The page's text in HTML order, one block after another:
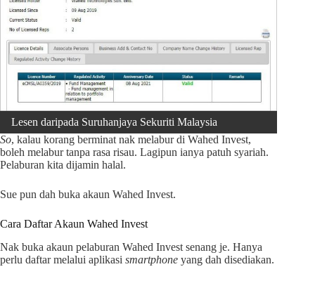
Lesen daripada Suruhanjaya Sekuriti Malaysia
So, kalau korang berminat nak melabur di Wahed Invest,
boleh melabur tanpa rasa risau. Lagipun ianya patuh syariah.
Pelaburan kita dijamin halal.
Sue pun dah buka akaun Wahed Invest.
Cara Daftar Akaun Wahed Invest
Nak buka akaun pelaburan Wahed Invest senang je. Hanya
perlu daftar melalui aplikasi smartphone yang dah disediakan.